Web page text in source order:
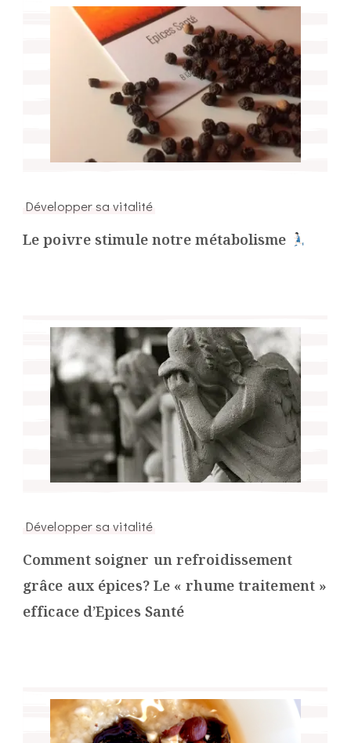
Développer sa vitalité
Le poivre stimule notre métabolisme
Développer sa vitalité
Comment soigner un refroidissement
grâce aux épices? Le « rhume traitement »
efficace d’Epices Santé